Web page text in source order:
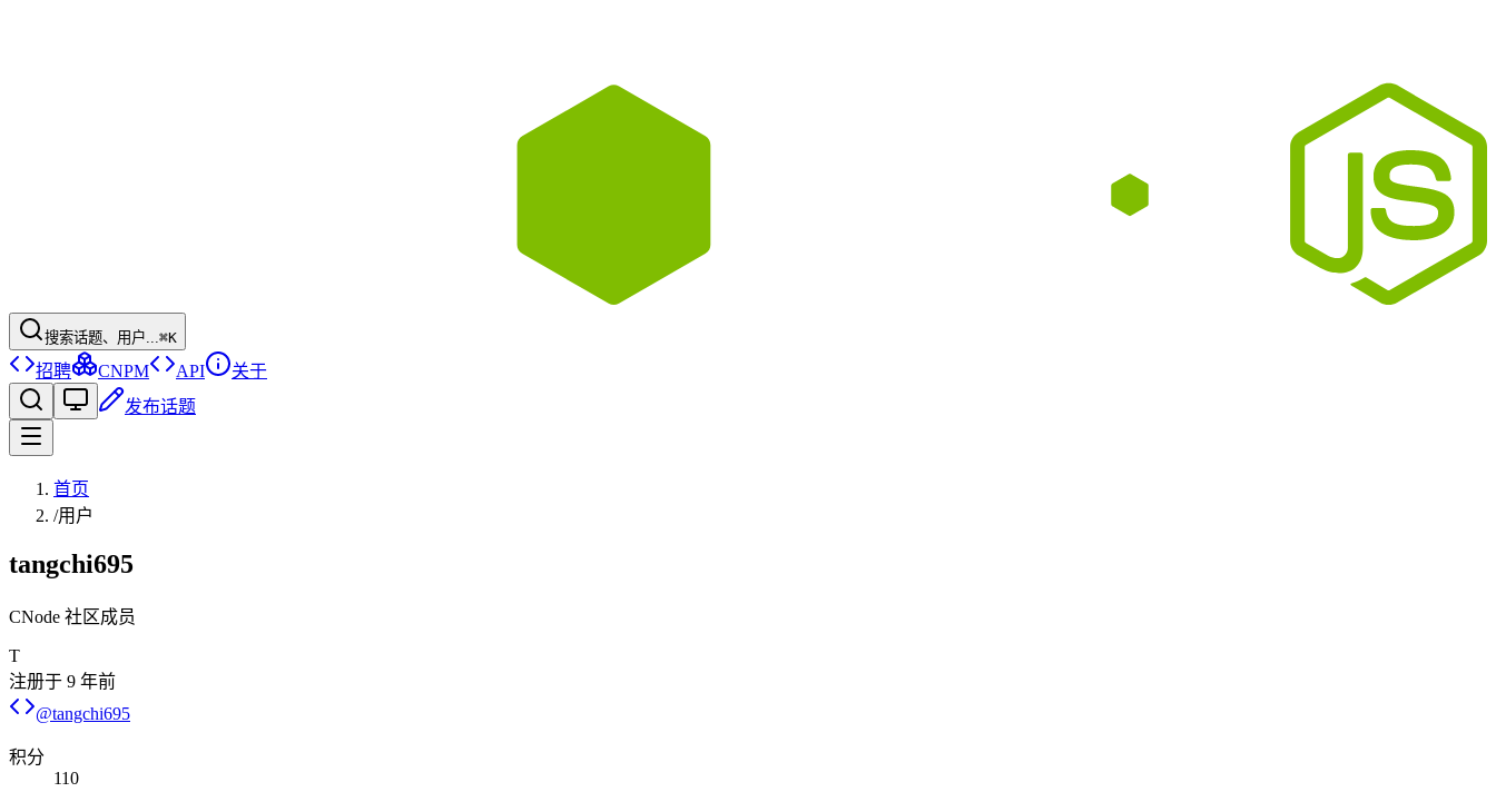
搜索话题、用户...⌘K
招聘 CNPM API
关于
发布话题
首页
/用户
tangchi695
CNode 社区成员
T
注册于 9 年前
@tangchi695
积分
110